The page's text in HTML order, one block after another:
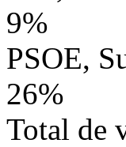
9%
PSOE,
26%
Total de